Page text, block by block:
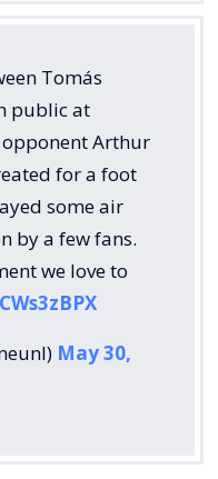
Tomás
public at
opponent Arthur
for a foot
some air
by a few fans.
we love to
May 30,